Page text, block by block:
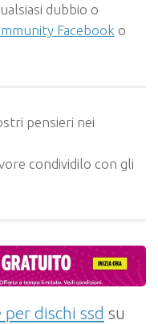
dubbio o
Facebook o
pensieri nei
condividilo con gli
dischi ssd su